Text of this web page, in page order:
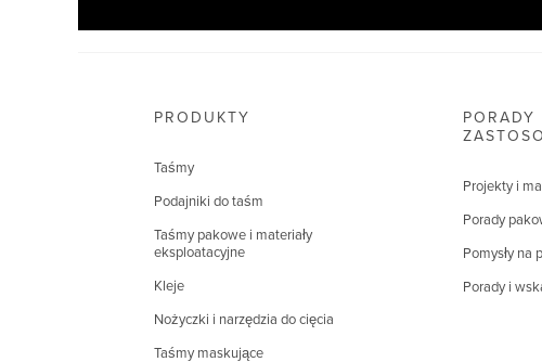
PRODUKTY
Taśmy
Podajniki do taśm
Taśmy pakowe i materiały
eksploatacyjne
Kleje
Nożyczki i narzędzia do cięcia
Taśmy maskujące
PORADY
Projekty i
Porady
Pomysły na
Porady i